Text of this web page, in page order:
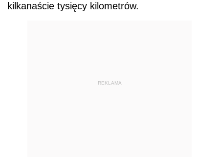
kilkanaście tysięcy kilometrów.
REKLAMA